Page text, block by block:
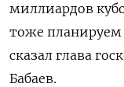
миллиардов
тоже
сказал глава
Бабаев.